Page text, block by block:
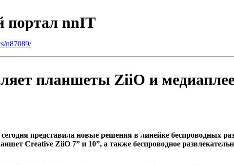
nnIT
n87089/
планшеты ZiiO и
представила новые решения в линейке беспроводных
Creative ZiiO 7” и 10”, а также беспроводное